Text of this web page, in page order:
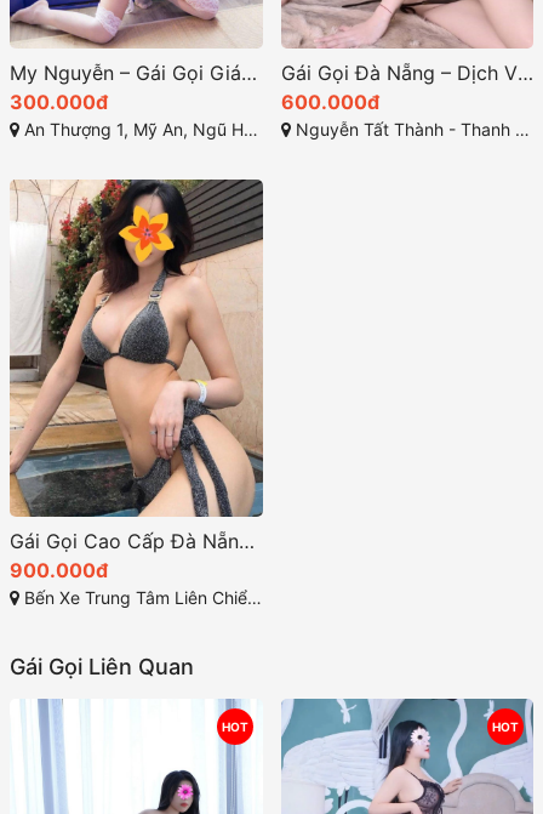
My Nguyễn – Gái Gọi Giá Rẻ Ngũ Hành Sơn – Siêu Phẩm Gái Xinh-Dâm, Cực Tình Cảm, Chiều Chuộng Khách
300.000đ
An Thượng 1, Mỹ An, Ngũ Hành Sơn, Đà Nẵng
Gái Gọi Đà Nẵng – Dịch Vụ ăn chơi gái gú số 1 đà nẵng
600.000đ
Nguyễn Tất Thành - Thanh Khê - Đà Nẵng
Gái Gọi Cao Cấp Đà Nẵng – Trải Nghiệm Tình Ái Đỉnh Cao
900.000đ
Bến Xe Trung Tâm Liên Chiểu TP Đà Nẵng
Gái Gọi Liên Quan
HOT HOT